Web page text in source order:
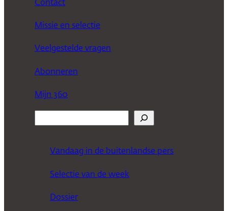
Contact
Missie en selectie
Veelgestelde vragen
Abonneren
Mijn 360
Vandaag in de buitenlandse pers
Selectie van de week
Dossier